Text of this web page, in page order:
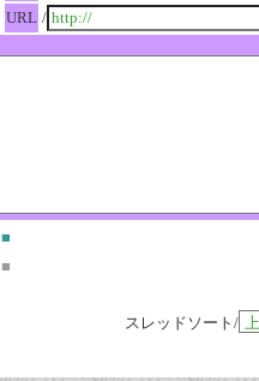
URL /
■
■
スレッドソート/